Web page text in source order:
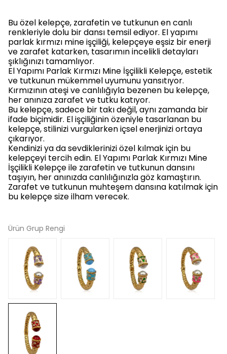
Bu özel kelepçe, zarafetin ve tutkunun en canlı
renkleriyle dolu bir dansı temsil ediyor. El yapımı
parlak kırmızı mine işçiliği, kelepçeye eşsiz bir enerji
ve zarafet katarken, tasarımın incelikli detayları
şıklığınızı tamamlıyor.
El Yapımı Parlak Kırmızı Mine İşçilikli Kelepçe, estetik
ve tutkunun mükemmel uyumunu yansıtıyor.
Kırmızının ateşi ve canlılığıyla bezenen bu kelepçe,
her anınıza zarafet ve tutku katıyor.
Bu kelepçe, sadece bir takı değil, aynı zamanda bir
ifade biçimidir. El işçiliğinin özeniyle tasarlanan bu
kelepçe, stilinizi vurgularken içsel enerjinizi ortaya
çıkarıyor.
Kendinizi ya da sevdiklerinizi özel kılmak için bu
kelepçeyi tercih edin. El Yapımı Parlak Kırmızı Mine
İşçilikli Kelepçe ile zarafetin ve tutkunun dansını
taşıyın, her anınızda canlılığınızla göz kamaştırın.
Zarafet ve tutkunun muhteşem dansına katılmak için
bu kelepçe size ilham verecek.
Ürün Grup Rengi